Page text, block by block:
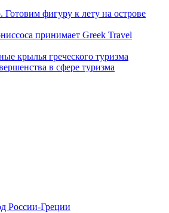
Готовим фигуру к лету на острове
принимает Greek Travel
крылья греческого туризма
в сфере туризма
России-Греции